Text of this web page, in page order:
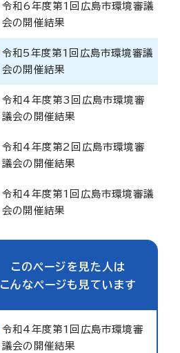
令和6年度第1回広島市環境審議
会の開催結果
令和5年度第1回広島市環境審議
会の開催結果
令和4年度第3回広島市環境審
議会の開催結果
令和4年度第2回広島市環境審
議会の開催結果
令和4年度第1回広島市環境審議
会の開催結果
このページを見た人は
こんなページも見ています
令和4年度第1回広島市環境審
議会の開催結果